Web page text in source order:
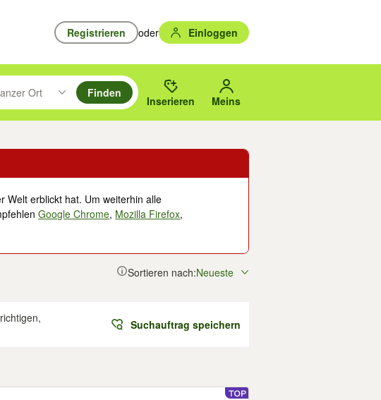
Registrieren oder Einloggen
oben/unten durchsuchen und mit Eingabetaste auswählen.
drücken um zu suchen, oder Vorschläge mit den Pfeiltasten nach oben/
Ort
im Umkreis des gewählten Orts oder PLZ.
Finden
Inserieren Meins
Welt erblickt hat. Um weiterhin alle
Google Chrome, Mozilla Firefox,
Sortieren nach:Neueste
Suchauftrag speichern